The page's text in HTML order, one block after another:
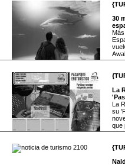
30
La
La
su
que